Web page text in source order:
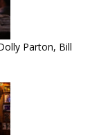
Parton, Bill